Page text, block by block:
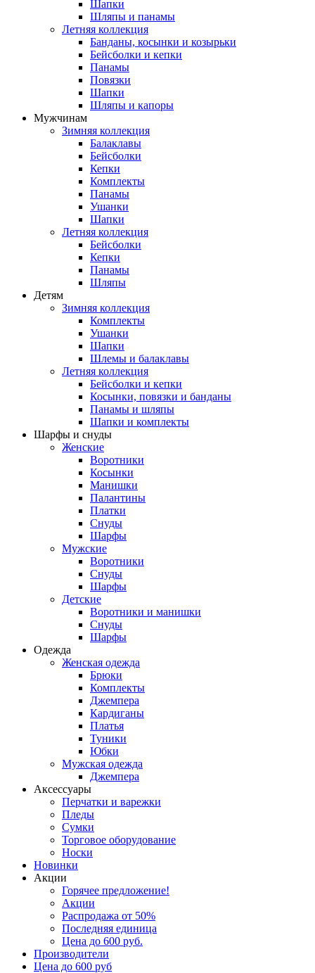
Шапки
Шляпы и панамы
Летняя коллекция
Банданы, косынки и козырьки
Бейсболки и кепки
Панамы
Повязки
Шапки
Шляпы и капоры
Мужчинам
Зимняя коллекция
Балаклавы
Бейсболки
Кепки
Комплекты
Панамы
Ушанки
Шапки
Летняя коллекция
Бейсболки
Кепки
Панамы
Шляпы
Детям
Зимняя коллекция
Комплекты
Ушанки
Шапки
Шлемы и балаклавы
Летняя коллекция
Бейсболки и кепки
Косынки, повязки и банданы
Панамы и шляпы
Шапки и комплекты
Шарфы и снуды
Женские
Воротники
Косынки
Манишки
Палантины
Платки
Снуды
Шарфы
Мужские
Воротники
Снуды
Шарфы
Детские
Воротники и манишки
Снуды
Шарфы
Одежда
Женская одежда
Брюки
Комплекты
Джемпера
Кардиганы
Платья
Туники
Юбки
Мужская одежда
Джемпера
Аксессуары
Перчатки и варежки
Пледы
Сумки
Торговое оборудование
Носки
Новинки
Акции
Горячее предложение!
Акции
Распродажа от 50%
Последняя единица
Цена до 600 руб.
Производители
Цена до 600 руб